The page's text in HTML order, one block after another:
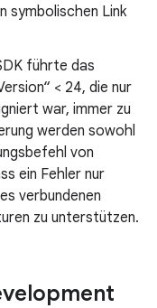
symbolischen Link
führte das
< 24, die nur
war, immer zu
werden sowohl
von
ein Fehler nur
verbundenen
zu unterstützen.